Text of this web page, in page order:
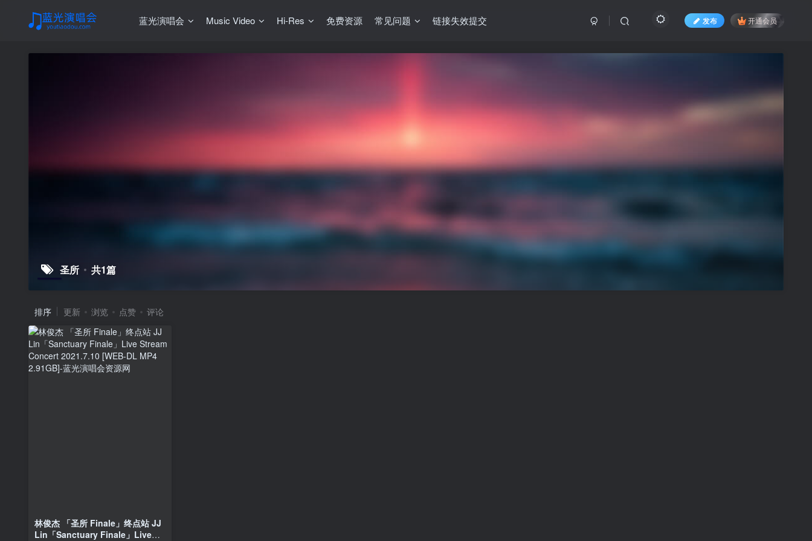
蓝光演唱会 Music Video Hi-Res 免费资源 常见问题 链接失效提交 发布 开通会员
圣所 共1篇
排序 更新 浏览 点赞 评论
林俊杰 「圣所 Finale」终点站 JJ
Lin「Sanctuary Finale」Live